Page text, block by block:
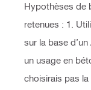
Hypothèses de
retenues : 1.
sur la base
un usage en
choisirais pas